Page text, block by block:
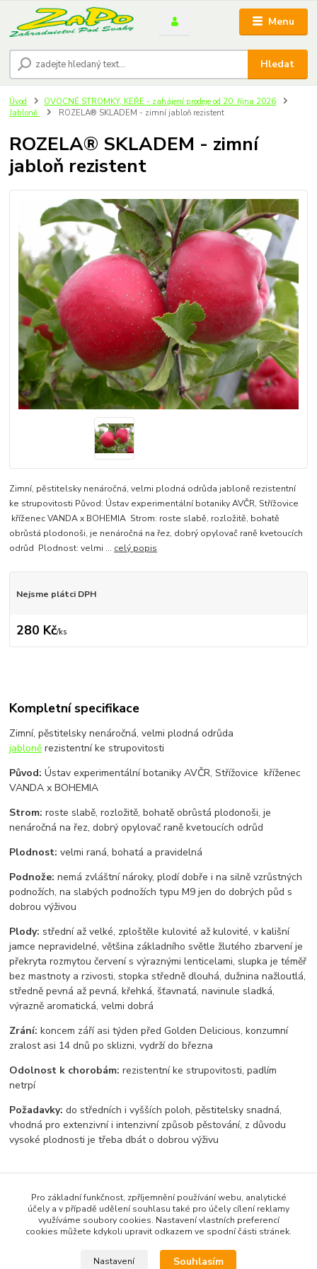
Menu
Hledat
Úvod
OVOCNÉ STROMKY, KEŘE - zahájení prodeje od 20. října 2026
Jabloně
ROZELA® SKLADEM - zimní jabloň rezistent
ROZELA® SKLADEM - zimní
jabloň rezistent
Zimní, pěstitelsky nenáročná, velmi plodná odrůda jabloně rezistentní
ke strupovitosti Původ: Ústav experimentální botaniky AVČR, Střížovice
kříženec VANDA x BOHEMIA Strom: roste slabě, rozložitě, bohatě
obrůstá plodonoši, je nenáročná na řez, dobrý opylovač raně kvetoucích
odrůd Plodnost: velmi ... celý popis
Nejsme plátci DPH
280 Kč/ks
Kompletní specifikace
Zimní, pěstitelsky nenáročná, velmi plodná odrůda
jabloně rezistentní ke strupovitosti
Původ: Ústav experimentální botaniky AVČR, Střížovice kříženec
VANDA x BOHEMIA
Strom: roste slabě, rozložitě, bohatě obrůstá plodonoši, je
nenáročná na řez, dobrý opylovač raně kvetoucích odrůd
Plodnost: velmi raná, bohatá a pravidelná
Podnože: nemá zvláštní nároky, plodí dobře i na silně vzrůstných
podnožích, na slabých podnožích typu M9 jen do dobrých půd s
dobrou výživou
Plody: střední až velké, zploštěle kulovité až kulovité, v kališní
jamce nepravidelné, většina základního světle žlutého zbarvení je
překryta rozmytou červení s výraznými lenticelami, slupka je téměř
bez mastnoty a rzivosti, stopka středně dlouhá, dužnina nažloutlá,
středně pevná až pevná, křehká, šťavnatá, navinule sladká,
výrazně aromatická, velmi dobrá
Zrání: koncem září asi týden před Golden Delicious, konzumní
zralost asi 14 dnů po sklizni, vydrží do března
Odolnost k chorobám: rezistentní ke strupovitosti, padlím
netrpí
Požadavky: do středních i vyšších poloh, pěstitelsky snadná,
vhodná pro extenzivní i intenzivní způsob pěstování, z důvodu
vysoké plodnosti je třeba dbát o dobrou výživu
Zboží zařazeno v kategoriích
Jabloně
Pro základní funkčnost, zpříjemnění používání webu, analytické
účely a v případě udělení souhlasu také pro účely cílení reklamy
využíváme soubory cookies. Nastavení vlastních preferencí
cookies můžete kdykoli upravit odkazem ve spodní části stránek.
Nastavení Souhlasím